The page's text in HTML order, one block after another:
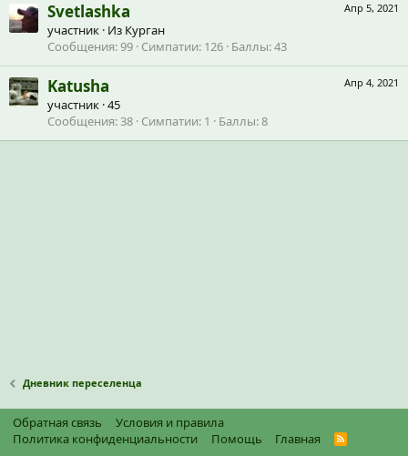
Апр 5, 2021
Svetlashka
участник · Из Курган
Сообщения 99 Симпатии 126 Баллы 43
Апр 4, 2021
Katusha
участник ·45
Сообщения 38 Симпатии 1 Баллы 8
Дневник переселенца
Обратная связь
Условия и правила
Политика конфиденциальности
Помощь Главная
R